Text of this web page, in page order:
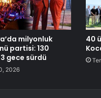
milyonluk
partisi: 130
gece sürdü
2026
40